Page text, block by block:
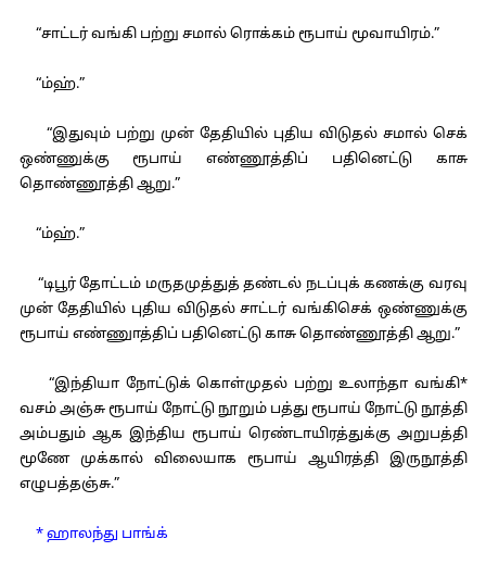
“சாட்டர் வங்கி பற்று சமால் ரொக்கம் ரூபாய் மூவாயிரம்.”
“ம்ஹ்.”
“இதுவும் பற்று முன் தேதியில் புதிய விடுதல் சமால் செக்
ஒண்ணுக்கு ரூபாய் எண்ணூத்திப் பதினெட்டு காசு
தொண்ணூத்தி ஆறு.”
“ம்ஹ்.”
“டிபூர் தோட்டம் மருதமுத்துத் தண்டல் நடப்புக் கணக்கு வரவு
முன் தேதியில் புதிய விடுதல் சாட்டர் வங்கிசெக் ஒண்ணுக்கு
ரூபாய் எண்ணுாத்திப் பதினெட்டு காசு தொண்ணூத்தி ஆறு.”
“இந்தியா நோட்டுக் கொள்முதல் பற்று உலாந்தா வங்கி*
வசம் அஞ்சு ரூபாய் நோட்டு நூறும் பத்து ரூபாய் நோட்டு நூத்தி
அம்பதும் ஆக இந்திய ரூபாய் ரெண்டாயிரத்துக்கு அறுபத்தி
மூணே முக்கால் விலையாக ரூபாய் ஆயிரத்தி இருநூத்தி
எழுபத்தஞ்சு.”
* ஹாலந்து பாங்க்